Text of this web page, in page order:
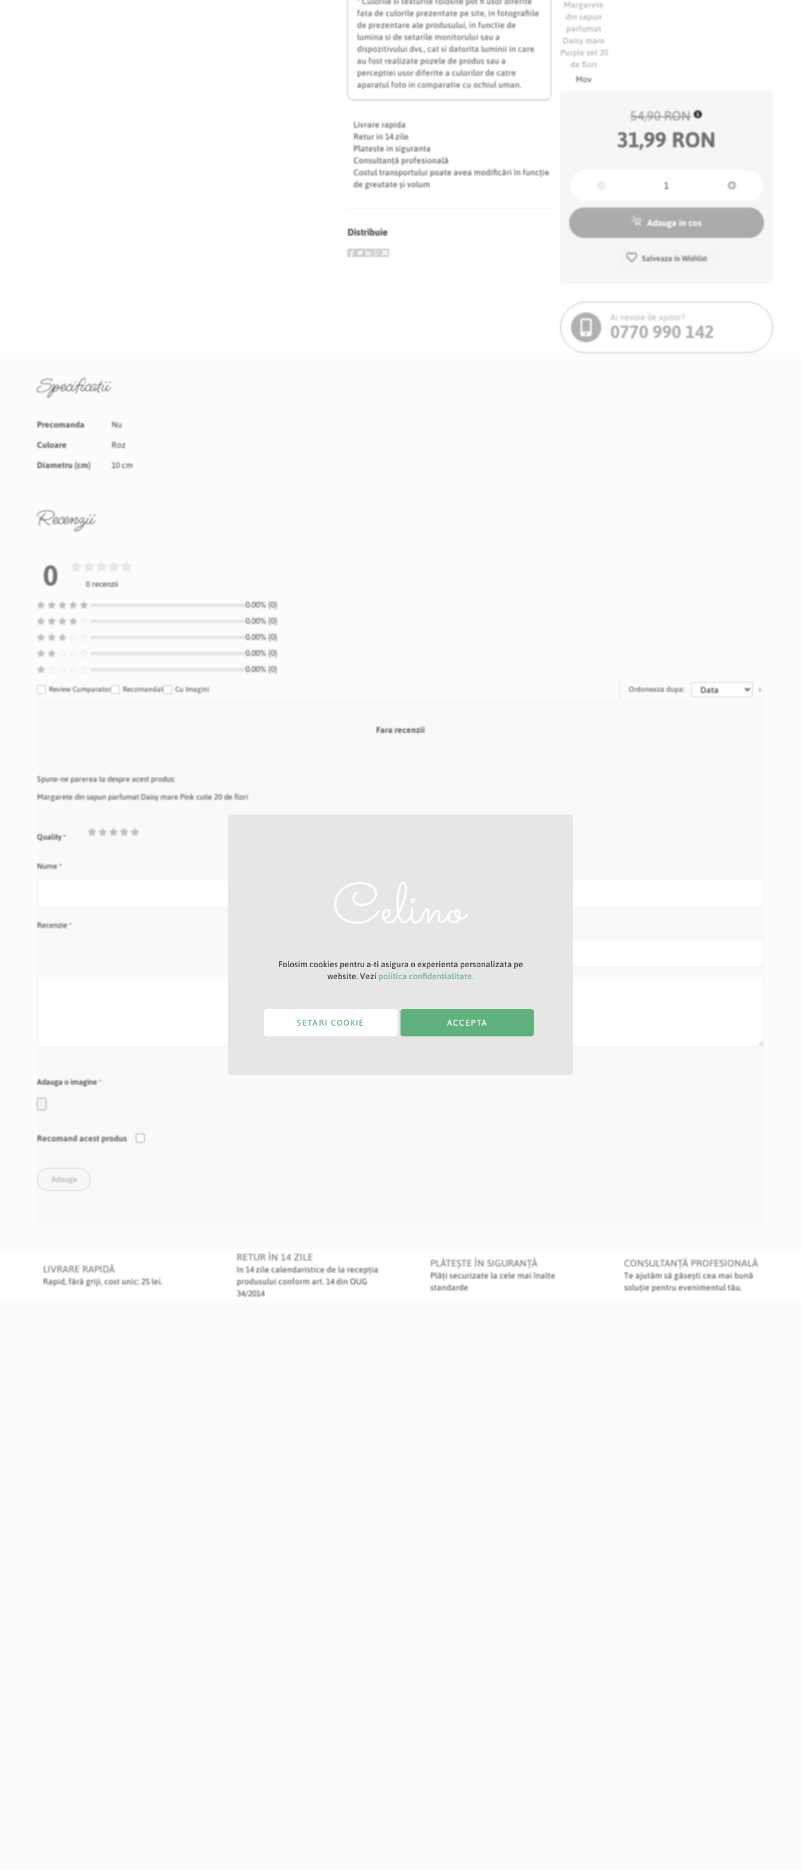
fata de culorile prezentate pe site, in fotografiile
de prezentare ale produsului, in functie de
lumina si de setarile monitorului sau a
dispozitivului dvs., cat si datorita luminii in care
au fost realizate pozele de produs sau a
perceptiei usor diferite a culorilor de catre
aparatul foto in comparatie cu ochiul uman.
Livrare rapida
Retur in 14 zile
Plateste in siguranta
Consultanță profesională
Costul transportului poate avea modificări în funcție
de greutate și volum
Distribuie
Mov
54,90 RON
31,99 RON
Adauga in cos
Salveaza in Wishlist
Ai nevoie de ajutor?
0770 990 142
Specificatii
Specificatii
Precomanda Nu
Culoare Roz
Diametru (cm) 10 cm
Recenzii
0 0 recenzii
0.00% (0)
0.00% (0)
0.00% (0)
0.00% (0)
0.00% (0)
Review Cumparator Recomandat Cu Imagini Ordoneaza dupa:
Fara recenzii
Spune-ne parerea ta despre acest produs:
Margarete din sapun parfumat Daisy mare Pink cutie 20 de flori
Quality
1
2
3
4
Nume
Titlu
Recenzie
Adauga o imagine
Recomand acest produs
Adauga
LIVRARE RAPIDĂ
Rapid, fără griji, cost unic: 25 lei.
RETUR ÎN 14 ZILE
în 14 zile calendaristice de la recepția
produsului conform art. 14 din OUG
34/2014
PLĂTEȘTE ÎN SIGURANȚĂ
Plăți securizate la cele mai înalte
standarde
CONSULTANȚĂ PROFESIONALĂ
Te ajutăm să găsești cea mai bună
soluție pentru evenimentul tău.
Folosim cookies pentru a-ti asigura o experienta personalizata pe
website. Vezi politica confidentialitate.
ACCEPTA
SETARI COOKIE